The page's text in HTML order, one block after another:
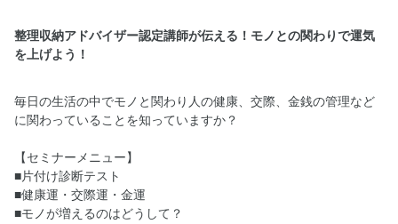
整理収納アドバイザー認定講師が伝える！モノとの関わりで運気
を上げよう！
毎日の生活の中でモノと関わり人の健康、交際、金銭の管理など
に関わっていることを知っていますか？
【セミナーメニュー】
■片付け診断テスト
■健康運・交際運・金運
■モノが増えるのはどうして？